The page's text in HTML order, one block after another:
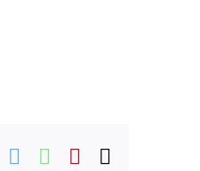
Facebook
TwitterWhatsApp
Pinterest